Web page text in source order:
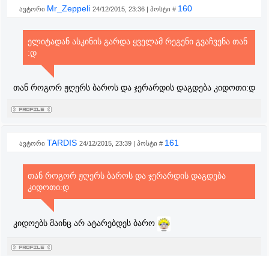
ავტორი Mr_Zeppeli 24/12/2015, 23:36 | პოსტი # 160
ელიტადან ასკინის გარდა ყველამ რეგენი გვაჩვენა თან
:დ
თან როგორ ჟღერს ბაროს და ჯერარდის დაგდება კიდოთი:დ
ავტორი TARDIS 24/12/2015, 23:39 | პოსტი # 161
თან როგორ ჟღერს ბაროს და ჯერარდის დაგდება
კიდოთი:დ
კიდოებს მაინც არ ატარებდეს ბარო